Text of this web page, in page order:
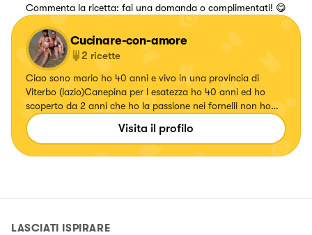
Commenta la ricetta: fai una domanda o complimentati! 😋
Cucinare-con-amore
2 ricette
Ciao sono mario ho 40 anni e vivo in una provincia di
Viterbo (lazio)Canepina per l esatezza ho 40 anni ed ho
scoperto da 2 anni che ho la passione nei fornelli non ho
ricette mie ma guardando nel frigorifero di casa mi avanza
un prodotto cerco di realizzare il meglio..
Visita il profilo
LASCIATI ISPIRARE